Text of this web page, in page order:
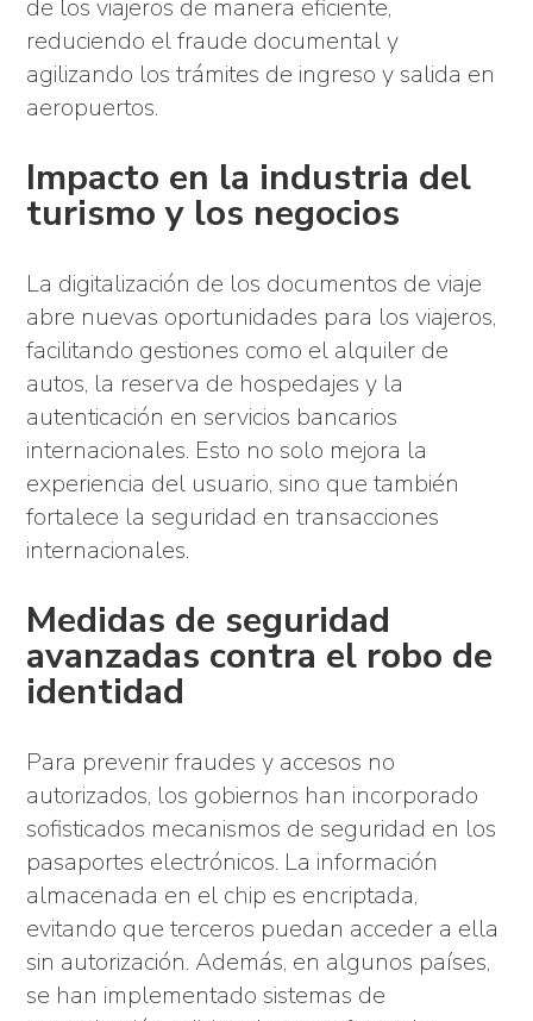
de los viajeros de manera eficiente,
reduciendo el fraude documental y
agilizando los trámites de ingreso y salida en
aeropuertos.
Impacto en la industria del
turismo y los negocios
La digitalización de los documentos de viaje
abre nuevas oportunidades para los viajeros,
facilitando gestiones como el alquiler de
autos, la reserva de hospedajes y la
autenticación en servicios bancarios
internacionales. Esto no solo mejora la
experiencia del usuario, sino que también
fortalece la seguridad en transacciones
internacionales.
Medidas de seguridad
avanzadas contra el robo de
identidad
Para prevenir fraudes y accesos no
autorizados, los gobiernos han incorporado
sofisticados mecanismos de seguridad en los
pasaportes electrónicos. La información
almacenada en el chip es encriptada,
evitando que terceros puedan acceder a ella
sin autorización. Además, en algunos países,
se han implementado sistemas de